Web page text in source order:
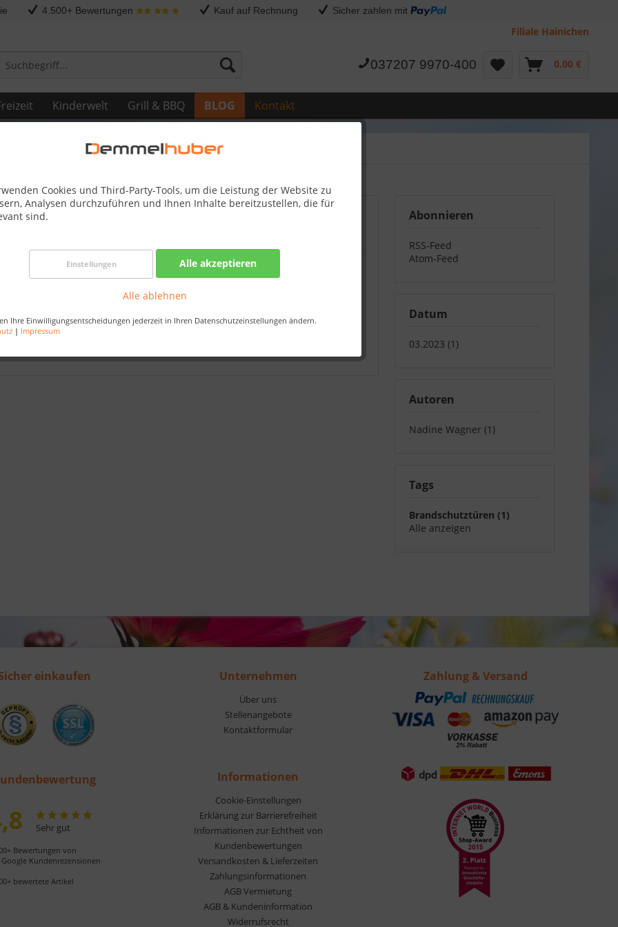
4.500+ Bewertungen Kauf auf Rechnung Sicher zahlen mit
Filiale Hainichen
037207 9970-400 0,00 €
Kinderwelt Grill & BBQ BLOG Kontakt
Cookies und Third-Party-Tools, um die Leistung der Website zu
Analysen durchzuführen und Ihnen Inhalte bereitzustellen, die für
sind.
Einstellungen Alle akzeptieren
Alle ablehnen
Ihre Einwilligungsentscheidungen jederzeit in Ihren Datenschutzeinstellungen ändern.
| Impressum
Abonnieren
RSS-Feed
Atom-Feed
Datum
03.2023 (1)
Autoren
Nadine Wagner (1)
Tags
Brandschutztüren (1)
Alle anzeigen
– Entdecken Sie unsere große Auswahl!
finden sie aktuelle Trends und Klassiker. Lassen Sie sich inspirieren.
,Zimmertüren Glastüren ,Raumteiler
einkaufen
Sehr gut
Bewertungen von
Kundenrezensionen
bewertete Artikel
Unternehmen
Über uns
Stellenangebote
Kontaktformular
Informationen
Cookie-Einstellungen
Erklärung zur Barrierefreiheit
Informationen zur Echtheit von
Kundenbewertungen
Versandkosten & Lieferzeiten
Zahlungsinformationen
AGB Vermietung
AGB & Kundeninformation
Widerrufsrecht
Zahlung & Versand